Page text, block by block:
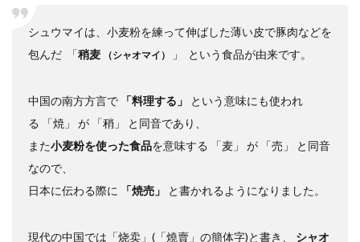
シュウマイは、小麦粉を練って伸ばした薄い皮で豚肉などを
包んだ
「稍麦 （シャオマイ） 」 という食品が由来です。
中国の南方方言で 「料理する」
という意味にも使われ
る
「焼」 が 「稍」
と同音であり、
また小麦粉を使った食品を意味する 「麦」 が 「売」
と同音
なので、
日本に伝わる際に
「焼売」 と書かれるようになりました。
現代の中国では「烧卖」(「燒賣」の簡体字)と書き、 シャオ